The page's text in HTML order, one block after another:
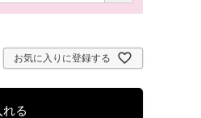
お気に入りに登録する
れる